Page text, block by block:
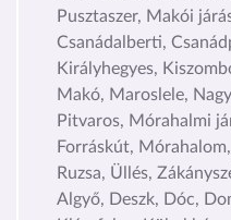
Pusztaszer, Makói
Csanádalberti,
Királyhegyes,
Makó, Maroslele,
Pitvaros, Mórahalmi
Forráskút,
Ruzsa, Üllés,
Algyő, Deszk, Dóc,